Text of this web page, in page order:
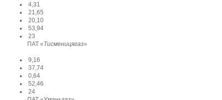
4,31
21,65
20,10
53,94
23
ПАТ «Тисменицягаз»
9,16
37,74
0,64
52,46
24